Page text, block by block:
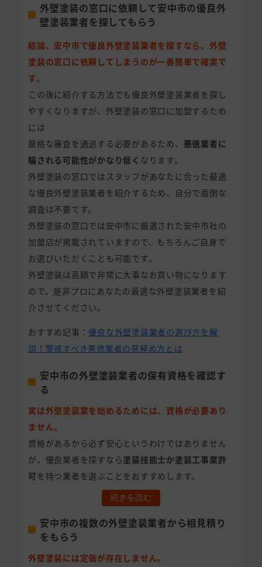
外壁塗装の窓口に依頼して安中市の優良外
壁塗装業者を探してもらう
結論、安中市で優良外壁塗装業者を探すなら、外壁
塗装の窓口に依頼してしまうのが一番簡単で確実で
す。
この後に紹介する方法でも優良外壁塗装業者を探し
やすくなりますが、外壁塗装の窓口に加盟するため
には
厳格な審査を通過する必要があるため、 悪徳業者に
騙される可能性がかなり低く なります。
外壁塗装の窓口ではスタッフがあなたに合った最適
な優良外壁塗装業者を紹介するため、自分で面倒な
調査は不要です。
外壁塗装の窓口では安中市に厳選された安中市社の
加盟店が掲載されていますので、もちろんご自身で
お選びいただくことも可能です。
外壁塗装は高額で非常に大事なお買い物になります
ので、是非プロにあなたの最適な外壁塗装業者を紹
介させてください。
おすすめ記事：優良な外壁塗装業者の選び方を解
説！警戒すべき悪徳業者の見極め方とは
安中市の外壁塗装業者の保有資格を確認す
る
実は外壁塗装業を始めるためには、資格が必要あり
ません。
資格があるから必ず安心というわけではありません
が、優良業者を探すなら塗装技能士か塗装工事業許
可 を持つ業者を選ぶことをおすすめします。
続きを読む
安中市の複数の外壁塗装業者から相見積り
をもらう
外壁塗装には定価が存在しません。